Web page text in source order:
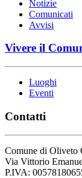
Notizie
Comunicati
Avvisi
Vivere il
Luoghi
Eventi
Contatti
Comune di Oliveto
Via Vittorio
P.IVA: